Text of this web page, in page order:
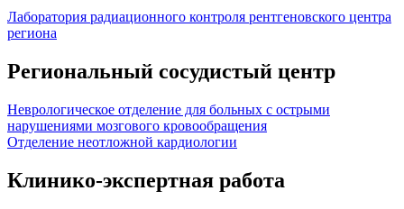
Лаборатория радиационного контроля рентгеновского центра
региона
Региональный сосудистый центр
Неврологическое отделение для больных с острыми
нарушениями мозгового кровообращения
Отделение неотложной кардиологии
Клинико-экспертная работа